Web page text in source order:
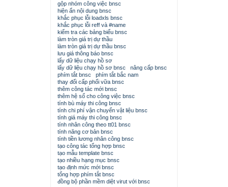
gộp nhóm công việc bnsc
hiện ẩn nội dung bnsc
khắc phục lỗi loadxls bnsc
khắc phục lỗi reff và #name
kiểm tra các bảng biểu bnsc
làm tròn giá trị dự thầu
làm tròn giá trị dự thầu bnsc
lưu giá thông báo bnsc
lấy dữ liệu chạy hồ sơ
lấy dữ liệu chạy hồ sơ bnsc
nâng cấp bnsc
phím tắt bnsc
phím tắt bắc nam
thay đổi cấp phối vữa bnsc
thêm công tác mới bnsc
thêm hệ số cho công việc bnsc
tính bù máy thi công bnsc
tính chi phí vận chuyển vật liệu bnsc
tính giá máy thi công bnsc
tính nhân công theo tt01 bnsc
tính năng cơ bản bnsc
tính tiền lương nhân công bnsc
tạo công tác tổng hợp bnsc
tạo mẫu template bnsc
tạo nhiều hạng mục bnsc
tạo định mức mới bnsc
tổng hợp phím tắt bnsc
đồng bộ phần mềm diệt virut với bnsc